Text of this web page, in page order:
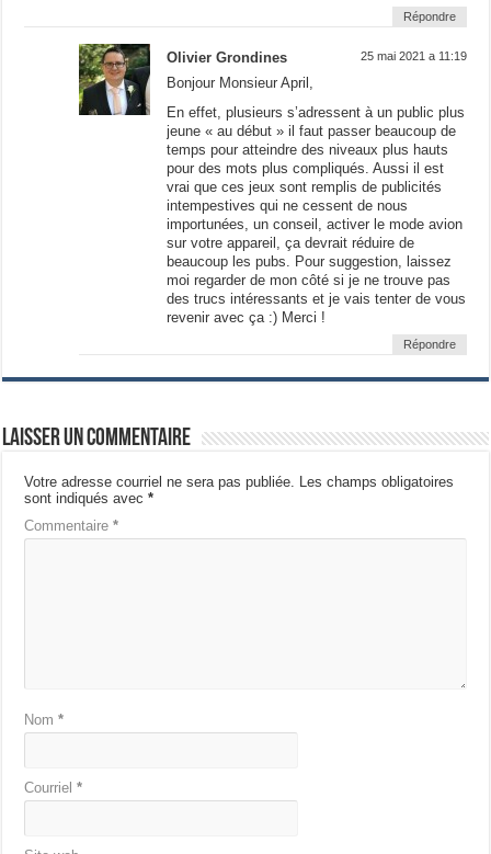
Répondre
Olivier Grondines 25 mai 2021 a 11:19
Bonjour Monsieur April,
En effet, plusieurs s’adressent à un public plus
jeune « au début » il faut passer beaucoup de
temps pour atteindre des niveaux plus hauts
pour des mots plus compliqués. Aussi il est
vrai que ces jeux sont remplis de publicités
intempestives qui ne cessent de nous
importunées, un conseil, activer le mode avion
sur votre appareil, ça devrait réduire de
beaucoup les pubs. Pour suggestion, laissez
moi regarder de mon côté si je ne trouve pas
des trucs intéressants et je vais tenter de vous
revenir avec ça :) Merci !
Répondre
Laisser un commentaire
Votre adresse courriel ne sera pas publiée. Les champs obligatoires
sont indiqués avec*
Commentaire*
Nom*
Courriel*